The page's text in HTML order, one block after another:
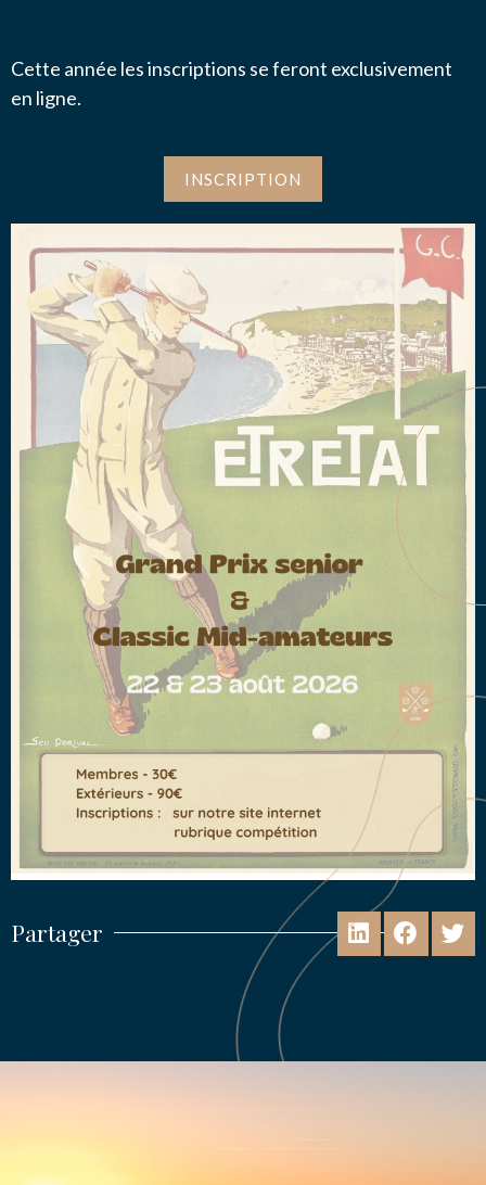
Cette année les inscriptions se feront exclusivement
en ligne.
INSCRIPTION
Partager